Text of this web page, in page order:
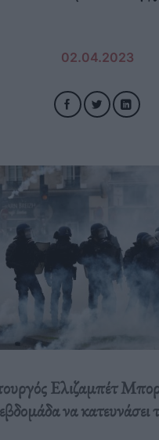
02.04.2023
Ελιζαμπέτ Μπορν
να